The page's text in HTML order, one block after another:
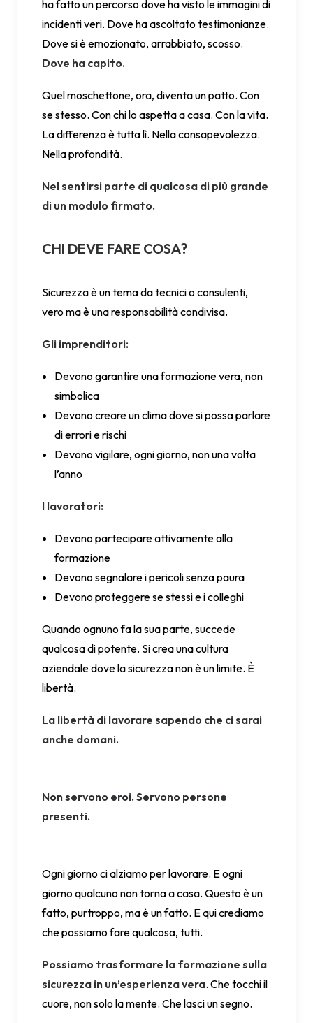
ha fatto un percorso dove ha visto le immagini di
incidenti veri. Dove ha ascoltato testimonianze.
Dove si è emozionato, arrabbiato, scosso.
Dove ha capito.
Quel moschettone, ora, diventa un patto. Con
se stesso. Con chi lo aspetta a casa. Con la vita.
La differenza è tutta lì. Nella consapevolezza.
Nella profondità.
Nel sentirsi parte di qualcosa di più grande
di un modulo firmato.
CHI DEVE FARE COSA?
Sicurezza è un tema da tecnici o consulenti,
vero ma è una responsabilità condivisa.
Gli imprenditori:
Devono garantire una formazione vera, non
simbolica
Devono creare un clima dove si possa parlare
di errori e rischi
Devono vigilare, ogni giorno, non una volta
l’anno
I lavoratori:
Devono partecipare attivamente alla
formazione
Devono segnalare i pericoli senza paura
Devono proteggere se stessi e i colleghi
Quando ognuno fa la sua parte, succede
qualcosa di potente. Si crea una cultura
aziendale dove la sicurezza non è un limite. È
libertà.
La libertà di lavorare sapendo che ci sarai
anche domani.
Non servono eroi. Servono persone
presenti.
Ogni giorno ci alziamo per lavorare. E ogni
giorno qualcuno non torna a casa. Questo è un
fatto, purtroppo, ma è un fatto. E qui crediamo
che possiamo fare qualcosa, tutti.
Possiamo trasformare la formazione sulla
sicurezza in un’esperienza vera. Che tocchi il
cuore, non solo la mente. Che lasci un segno.